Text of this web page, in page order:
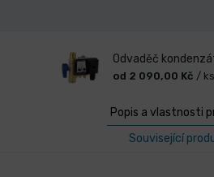
Odvaděč
od 2 090,00 Kč / ks
Popis a vlastnosti
Související